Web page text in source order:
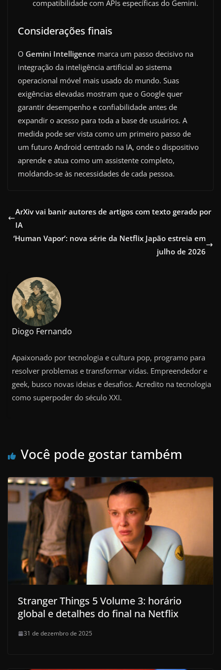
compatibilidade com APIs específicas do Gemini.
Considerações finais
O Gemini Intelligence marca um passo decisivo na
integração da inteligência artificial ao sistema
operacional móvel mais usado do mundo. Suas
exigências elevadas mostram que o Google quer
garantir desempenho e confiabilidade antes de
expandir o acesso para toda a base de usuários. A
medida pode ser vista como um primeiro passo de
um futuro Android centrado na IA, onde o dispositivo
aprende e atua como um assistente completo,
moldando-se às necessidades de cada pessoa.
ArXiv vai banir autores de artigos com texto gerado por
IA
‘Human Vapor’: nova série da Netflix Japão estreia em
julho de 2026
Diogo Fernando
Apaixonado por tecnologia e cultura pop, programo para
resolver problemas e transformar vidas. Empreendedor e
geek, busco novas ideias e desafios. Acredito na tecnologia
como superpoder do século XXI.
Você pode gostar também
Stranger Things 5 Volume 3: horário
global e detalhes do final na Netflix
31 de dezembro de 2025